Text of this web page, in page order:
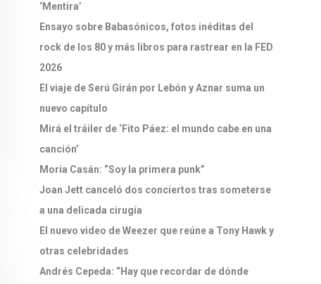
‘Mentira’
Ensayo sobre Babasónicos, fotos inéditas del
rock de los 80 y más libros para rastrear en la FED
2026
El viaje de Serú Girán por Lebón y Aznar suma un
nuevo capítulo
Mirá el tráiler de ‘Fito Páez: el mundo cabe en una
canción’
Moria Casán: “Soy la primera punk”
Joan Jett canceló dos conciertos tras someterse
a una delicada cirugía
El nuevo video de Weezer que reúne a Tony Hawk y
otras celebridades
Andrés Cepeda: “Hay que recordar de dónde